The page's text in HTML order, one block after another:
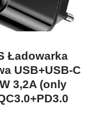
Ładowarka
USB+USB-C
3,2A (only